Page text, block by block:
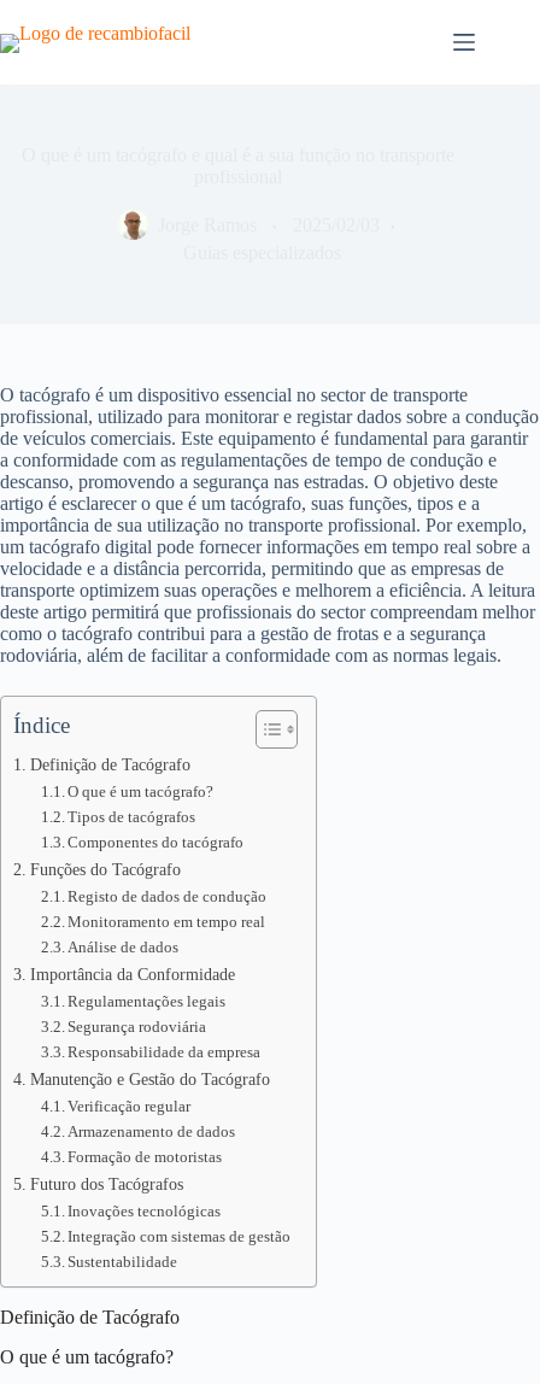
para
o
O tacógrafo é um dispositivo essencial no sector de transporte
profissional, utilizado para monitorar e registar dados sobre a condução
de veículos comerciais. Este equipamento é fundamental para garantir
a conformidade com as regulamentações de tempo de condução e
descanso, promovendo a segurança nas estradas. O objetivo deste
artigo é esclarecer o que é um tacógrafo, suas funções, tipos e a
importância de sua utilização no transporte profissional. Por exemplo,
um tacógrafo digital pode fornecer informações em tempo real sobre a
velocidade e a distância percorrida, permitindo que as empresas de
transporte optimizem suas operações e melhorem a eficiência. A leitura
deste artigo permitirá que profissionais do sector compreendam melhor
como o tacógrafo contribui para a gestão de frotas e a segurança
rodoviária, além de facilitar a conformidade com as normas legais.
Índice
Definição de Tacógrafo
O que é um tacógrafo?
Tipos de tacógrafos
Componentes do tacógrafo
Funções do Tacógrafo
Registo de dados de condução
Monitoramento em tempo real
Análise de dados
Importância da Conformidade
Regulamentações legais
Segurança rodoviária
Responsabilidade da empresa
Manutenção e Gestão do Tacógrafo
Verificação regular
Armazenamento de dados
Formação de motoristas
Futuro dos Tacógrafos
Inovações tecnológicas
Integração com sistemas de gestão
Sustentabilidade
Definição de Tacógrafo
O que é um tacógrafo?